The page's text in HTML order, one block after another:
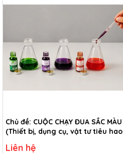
Chủ đề: CUỘC CHẠY ĐUA SẮC MÀU
(Thiết bị, dụng cụ, vật tư tiêu hao
màu - lớp 7)
Liên hệ